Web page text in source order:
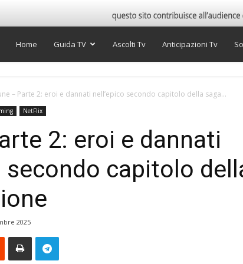
Super
TV
Home Guida TV Ascolti Tv Anticipazioni Tv
– Parte 2: eroi e dannati nell’epico secondo capitolo della saga...
NetFlix
2: eroi e dannati
secondo capitolo
2025